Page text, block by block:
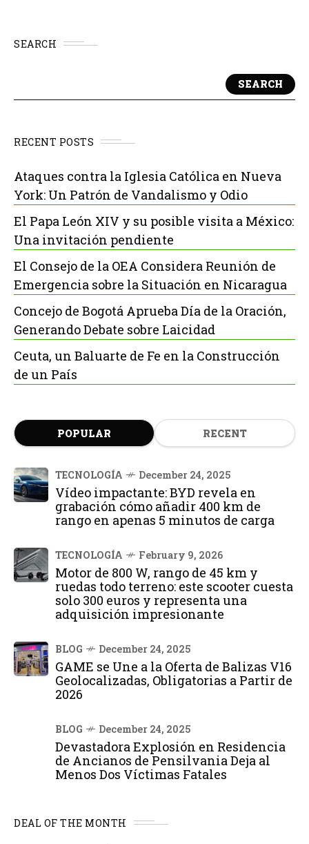
SEARCH
SEARCH
RECENT POSTS
Ataques contra la Iglesia Católica en Nueva
York: Un Patrón de Vandalismo y Odio
El Papa León XIV y su posible visita a México:
Una invitación pendiente
El Consejo de la OEA Considera Reunión de
Emergencia sobre la Situación en Nicaragua
Concejo de Bogotá Aprueba Día de la Oración,
Generando Debate sobre Laicidad
Ceuta, un Baluarte de Fe en la Construcción
de un País
POPULAR RECENT
TECNOLOGÍA December 24, 2025
Vídeo impactante: BYD revela en
grabación cómo añadir 400 km de
rango en apenas 5 minutos de carga
TECNOLOGÍA February 9, 2026
Motor de 800 W, rango de 45 km y
ruedas todo terreno: este scooter cuesta
solo 300 euros y representa una
adquisición impresionante
BLOG December 24, 2025
GAME se Une a la Oferta de Balizas V16
Geolocalizadas, Obligatorias a Partir de
2026
BLOG December 24, 2025
Devastadora Explosión en Residencia
de Ancianos de Pensilvania Deja al
Menos Dos Víctimas Fatales
DEAL OF THE MONTH